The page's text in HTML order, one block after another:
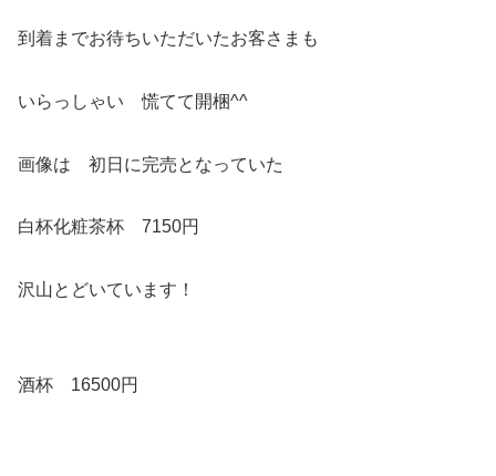
到着までお待ちいただいたお客さまも
いらっしゃい 慌てて開梱^^
画像は 初日に完売となっていた
白杯化粧茶杯 7150円
沢山とどいています！
酒杯 16500円